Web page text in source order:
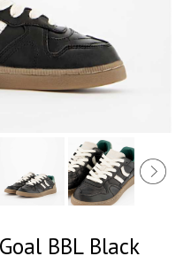
BBL Black